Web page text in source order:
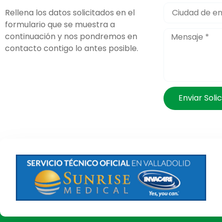
Rellena los datos solicitados en el
formulario que se muestra a
continuación y nos pondremos en
contacto contigo lo antes posible.
Enviar